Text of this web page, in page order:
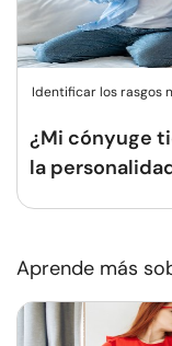
Identificar los rasgos
¿Mi cónyuge
la
Aprende más